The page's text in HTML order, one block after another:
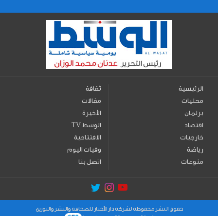
الرئيسية
محليات
برلمان
اقتصاد
خارجيات
رياضة
منوعات
ثقافة
مقالات
الأخيرة
TV الوسط
الافتتاحية
وفيات اليوم
اتصل بنا
حقوق النشر محفوظة لشركة دار الأخبار للصحافة والنشر والتوزيع